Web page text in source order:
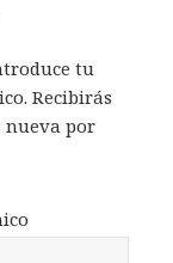
tu
Recibirás
nueva por